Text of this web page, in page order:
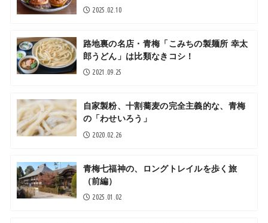
2025.02.10
路地裏の名店・青梅「こみちの製麺所 幸太
郎うどん」は比類なきコシ！
2021.09.25
自家製粉、十割蕎麦の完全主義的な、青梅
の「わせいろう」
2020.02.26
青梅七福神の、ロングトレイルを歩く旅
（前編）
2025.01.02